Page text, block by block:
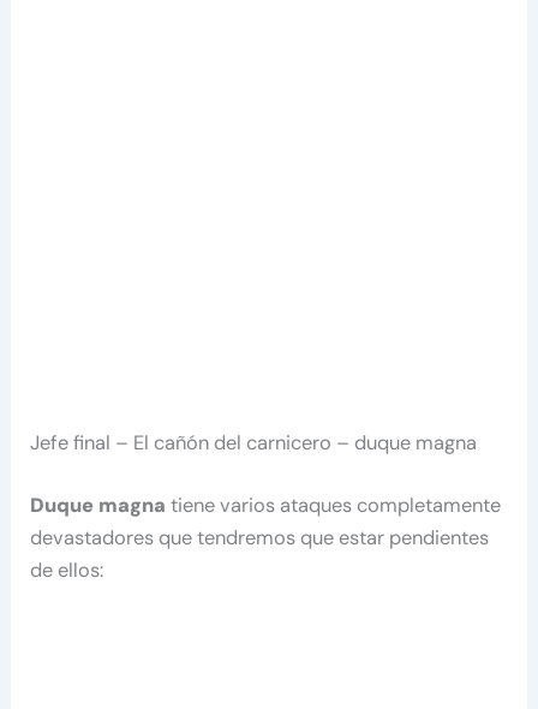
Jefe final – El cañón del carnicero – duque magna
Duque magna tiene varios ataques completamente
devastadores que tendremos que estar pendientes
de ellos: